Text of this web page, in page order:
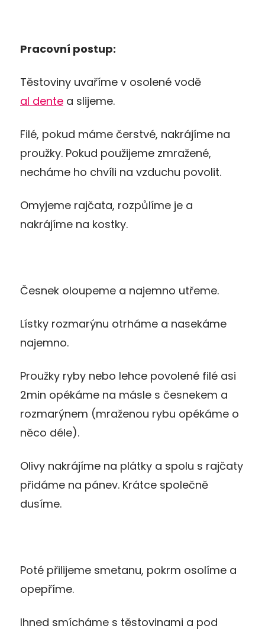
Pracovní postup:
Těstoviny uvaříme v osolené vodě
al dente a slijeme.
Filé, pokud máme čerstvé, nakrájíme na
proužky. Pokud použijeme zmražené,
necháme ho chvíli na vzduchu povolit.
Omyjeme rajčata, rozpůlíme je a
nakrájíme na kostky.
Česnek oloupeme a najemno utřeme.
Lístky rozmarýnu otrháme a nasekáme
najemno.
Proužky ryby nebo lehce povolené filé asi
2min opékáme na másle s česnekem a
rozmarýnem (mraženou rybu opékáme o
něco déle).
Olivy nakrájíme na plátky a spolu s rajčaty
přidáme na pánev. Krátce společně
dusíme.
Poté přilijeme smetanu, pokrm osolíme a
opepříme.
Ihned smícháme s těstovinami a pod